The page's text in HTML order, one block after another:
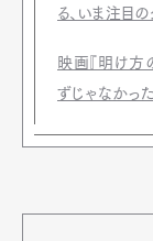
る、いま注目の
映画『明け方
ずじゃなかっ